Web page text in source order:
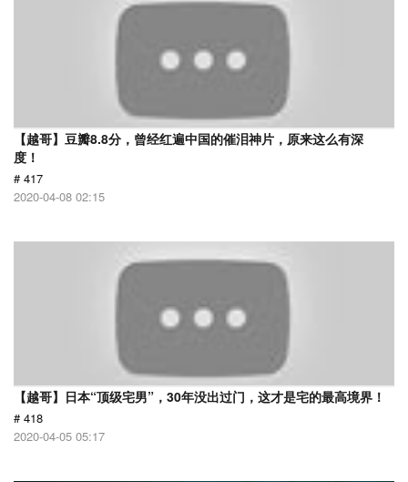
【越哥】豆瓣8.8分，曾经红遍中国的催泪神片，原来这么有深
度！
# 417
2020-04-08 02:15
【越哥】日本“顶级宅男”，30年没出过门，这才是宅的最高境界！
# 418
2020-04-05 05:17